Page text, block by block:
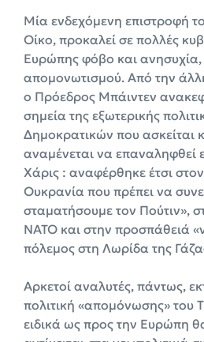
Μία ενδεχόμενη επιστροφή
Οίκο, προκαλεί σε πολλές
Ευρώπης φόβο και
απομονωτισμού. Από την
ο Πρόεδρος Μπάιντεν
σημεία της εξωτερικής
Δημοκρατικών που ασκείται
αναμένεται να επαναληφθεί
Χάρις : αναφέρθηκε έτσι
Ουκρανία που πρέπει να
σταματήσουμε τον Πούτιν»,
ΝΑΤΟ και στην προσπάθειά
πόλεμος στη Λωρίδα της
Αρκετοί αναλυτές, πάντως,
πολιτική «απομόνωσης» του
ειδικά ως προς την Ευρώπη